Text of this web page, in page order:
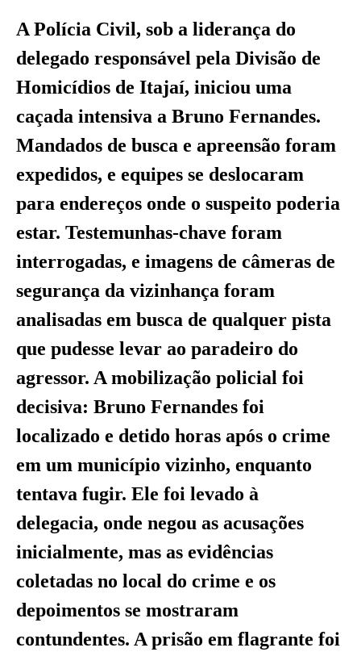
A Polícia Civil, sob a liderança do
delegado responsável pela Divisão de
Homicídios de Itajaí, iniciou uma
caçada intensiva a Bruno Fernandes.
Mandados de busca e apreensão foram
expedidos, e equipes se deslocaram
para endereços onde o suspeito poderia
estar. Testemunhas-chave foram
interrogadas, e imagens de câmeras de
segurança da vizinhança foram
analisadas em busca de qualquer pista
que pudesse levar ao paradeiro do
agressor. A mobilização policial foi
decisiva: Bruno Fernandes foi
localizado e detido horas após o crime
em um município vizinho, enquanto
tentava fugir. Ele foi levado à
delegacia, onde negou as acusações
inicialmente, mas as evidências
coletadas no local do crime e os
depoimentos se mostraram
contundentes. A prisão em flagrante foi